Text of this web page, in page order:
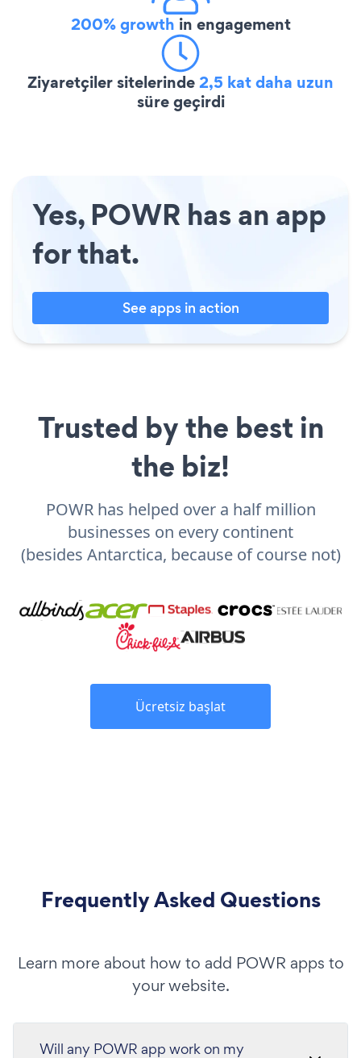
200% growth in engagement
Ziyaretçiler sitelerinde2,5 kat daha uzun
süre geçirdi
Yes, POWR has an app
for that.
See apps in action
Trusted by the best in
the biz!
POWR has helped over a half million
businesses on every continent
(besides Antarctica, because of course not)
Ücretsiz başlat
Frequently Asked Questions
Learn more about how to add POWR apps to
your website.
Will any POWR app work on my